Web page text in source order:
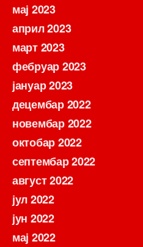
мај 2023
април 2023
март 2023
фебруар 2023
јануар 2023
децембар 2022
новембар 2022
октобар 2022
септембар 2022
август 2022
јул 2022
јун 2022
мај 2022